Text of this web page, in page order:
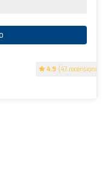
4.9 (47 recensioni)